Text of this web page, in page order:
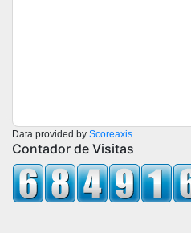
Data provided by Scoreaxis
Contador de Visitas